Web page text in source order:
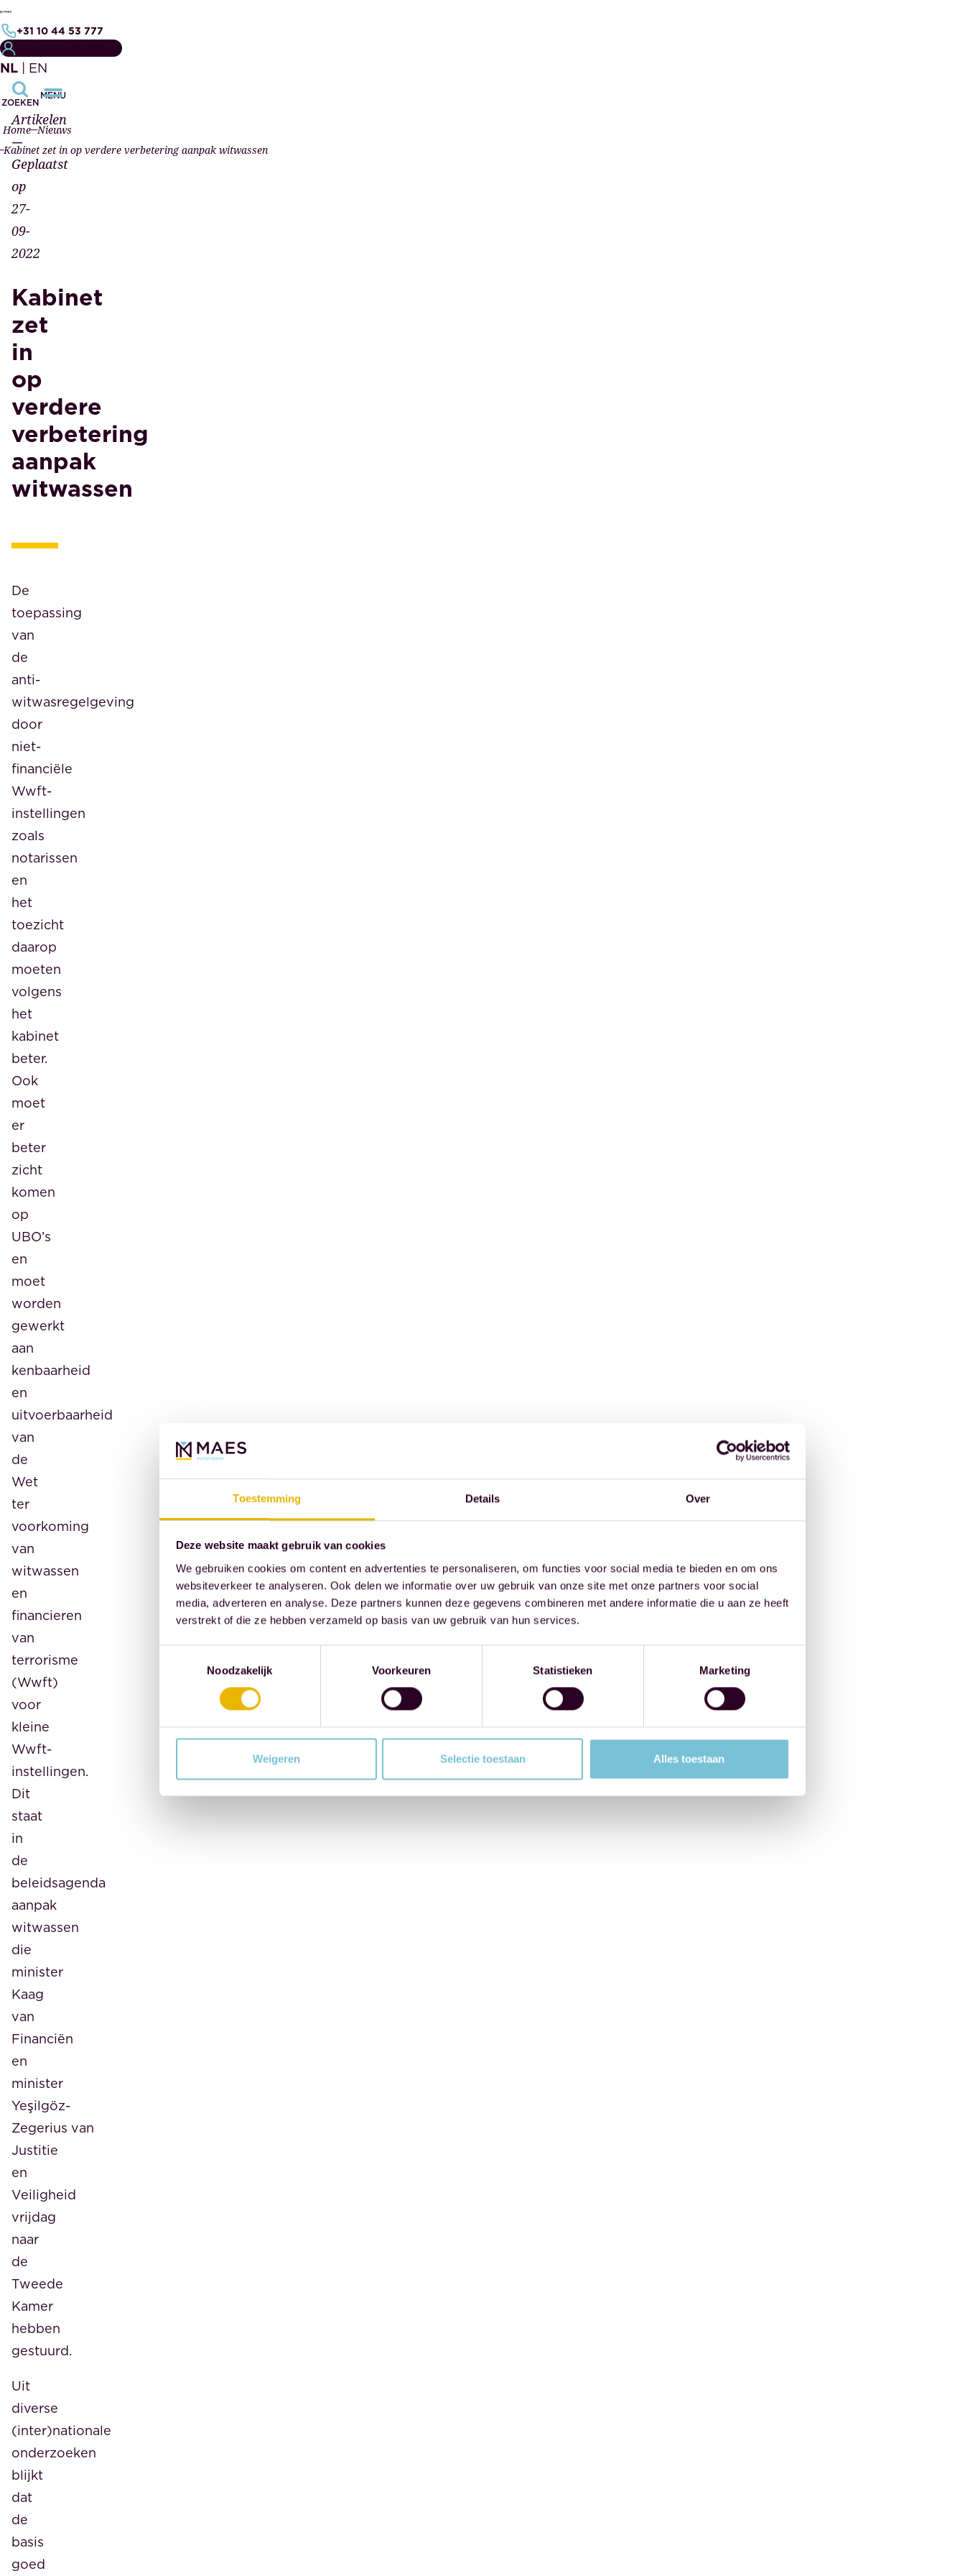
Toestemming Details Over
Deze website maakt gebruik van cookies
We gebruiken cookies om content en advertenties te personaliseren, om functies voor social media te bieden en om ons
websiteverkeer te analyseren. Ook delen we informatie over uw gebruik van onze site met onze partners voor social
media, adverteren en analyse. Deze partners kunnen deze gegevens combineren met andere informatie die u aan ze heeft
verstrekt of die ze hebben verzameld op basis van uw gebruik van hun services.
Noodzakelijk
Voorkeuren Statistieken Marketing
Weigeren Selectie toestaan Alles toestaan
+31 10 44 53 777
NL | EN
ZOEKEN
MENU
Home Nieuws
Kabinet zet in op verdere verbetering aanpak witwassen
Artikelen
—
Geplaatst
op
27-
09-
2022
Kabinet
zet
in
op
verdere
verbetering
aanpak
witwassen
De
toepassing
van
de
anti-
witwasregelgeving
door
niet-
financiële
Wwft-
instellingen
zoals
notarissen
en
het
toezicht
daarop
moeten
volgens
het
kabinet
beter.
Ook
moet
er
beter
zicht
komen
op
UBO’s
en
moet
worden
gewerkt
aan
kenbaarheid
en
uitvoerbaarheid
van
de
Wet
ter
voorkoming
van
witwassen
en
financieren
van
terrorisme
(Wwft)
voor
kleine
Wwft-
instellingen.
Dit
staat
in
de
beleidsagenda
aanpak
witwassen
die
minister
Kaag
van
Financiën
en
minister
Yeşilgöz-
Zegerius van
Justitie
en
Veiligheid
vrijdag
naar
de
Tweede
Kamer
hebben
gestuurd.
Uit
diverse
(inter)nationale
onderzoeken
blijkt
dat
de
basis
goed